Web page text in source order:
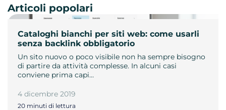
Cataloghi bianchi per siti web: come usarli
senza backlink obbligatorio
Un sito nuovo o poco visibile non ha sempre bisogno
di partire da attività complesse. In alcuni casi
conviene prima capi…
4 dicembre 2019
20 minuti di lettura
Articoli popolari